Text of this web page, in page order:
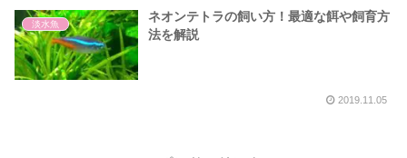
淡水魚
ネオンテトラの飼い方！最適な餌や飼育方
法を解説
2019.11.05